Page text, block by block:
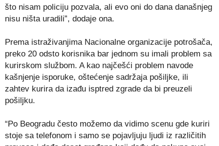
što nisam policiju pozvala, ali evo oni do dana današnjeg
nisu ništa uradili”, dodaje ona.
Prema istraživanjima Nacionalne organizacije potrošača,
preko 20 odsto korisnika bar jednom su imali problem sa
kurirskom službom. A kao najčešći problem navode
kašnjenje isporuke, oštećenje sadržaja pošiljke, ili
zahtev kurira da izađu isptred zgrade da bi preuzeli
pošiljku.
“Po Beogradu često možemo da vidimo scenu gde kuriri
stoje sa telefonom i samo se pojavljuju ljudi iz različitih